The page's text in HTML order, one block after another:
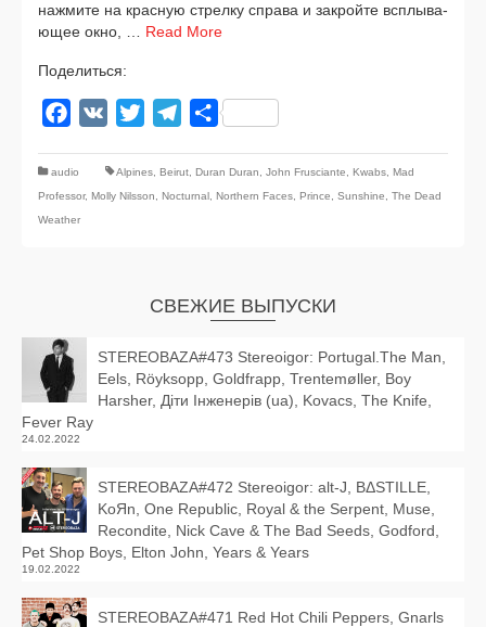
нажми­те на крас­ную стрел­ку спра­ва и закрой­те всплы­ва­
ю­щее окно, … Read More
Поделиться:
Facebook
VK Twitter TelegramОтправить
audio Alpines Beirut Duran Duran John Frusciante Kwabs Mad
Professor, Molly Nilsson Nocturnal Northern Faces Prince Sunshine
The Dead
Weather
СВЕЖИЕ ВЫПУСКИ
STEREOBAZA#473 Stereoigor: Portugal.The Man,
Eels, Röyksopp, Goldfrapp, Trentemøller, Boy
Harsher, Діти Інженерів (ua), Kovacs, The Knife,
Fever Ray
24.02.2022
STEREOBAZA#472 Stereoigor: alt‑J, BΔSTILLE,
KoЯn, One Republic, Royal & the Serpent, Muse,
Recondite, Nick Cave & The Bad Seeds, Godford,
Pet Shop Boys, Elton John, Years & Years
19.02.2022
STEREOBAZA#471 Red Hot Chili Peppers, Gnarls